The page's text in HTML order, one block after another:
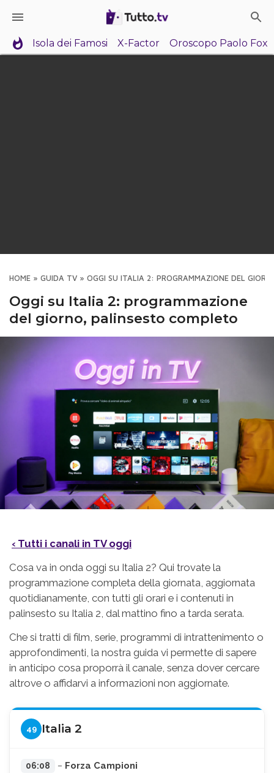
Isola dei Famosi X-Factor Oroscopo Paolo Fox
HOME » GUIDA TV » OGGI SU ITALIA 2: PROGRAMMAZIONE DEL
Oggi su Italia 2: programmazione
del giorno, palinsesto completo
‹ Tutti i canali in TV oggi
Cosa va in onda oggi su Italia 2? Qui trovate la
programmazione completa della giornata, aggiornata
quotidianamente, con tutti gli orari e i contenuti in
palinsesto su Italia 2, dal mattino fino a tarda serata.
Che si tratti di film, serie, programmi di intrattenimento o
approfondimenti, la nostra guida vi permette di sapere
in anticipo cosa proporrà il canale, senza dover cercare
altrove o affidarvi a informazioni non aggiornate.
49 Italia 2
06:08 – Forza Campioni